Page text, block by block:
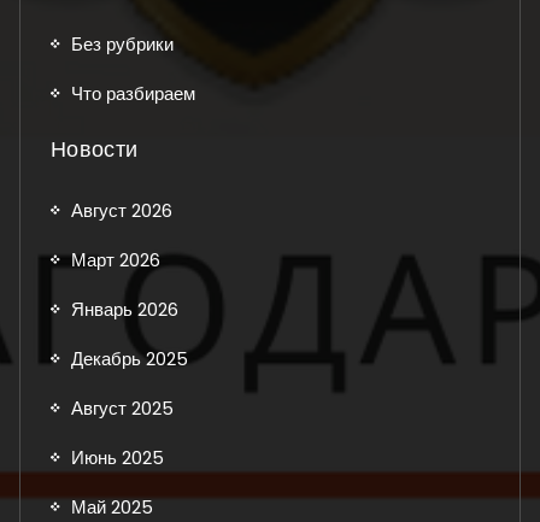
Без рубрики
Что разбираем
Новости
Август 2026
Март 2026
Январь 2026
Декабрь 2025
Август 2025
Июнь 2025
Май 2025